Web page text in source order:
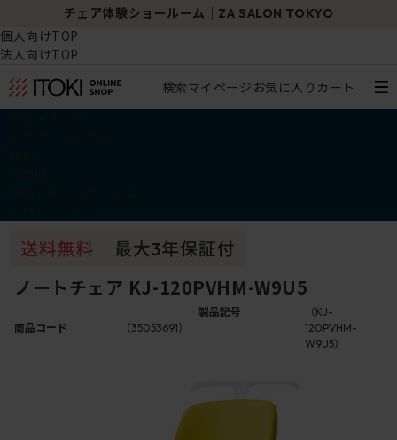
チェア体験ショールーム｜ZA SALON TOKYO
個人向けTOP
法人向けTOP
検索マイページ お気に入り カート
ノートチェア KJ-120PVHM-W9U5
商品コード （35053691）
製品記号
（KJ-
120PVHM-
W9U5）